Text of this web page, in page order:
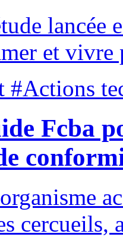
lancée
et vivre
#Actions
Fcba
cercueils,